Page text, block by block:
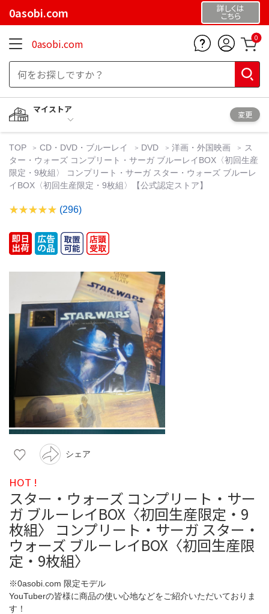
0asobi.com 詳しくは
こちら
0asobi.com 0
マイストア
変更
TOP CD・DVD・ブルーレイ DVD 洋画・外国映画
ス
ター・ウォーズ コンプリート・サーガ ブルーレイBOX〈初回生産
限定・9枚組〉 コンプリート・サーガ スター・ウォーズ ブルーレ
イBOX〈初回生産限定・9枚組〉【公式認定ストア】
(296)
シェア
HOT !
スター・ウォーズ コンプリート・サー
ガ ブルーレイBOX〈初回生産限定・9
枚組〉 コンプリート・サーガ スター・
ウォーズ ブルーレイBOX〈初回生産限
定・9枚組〉
※0asobi.com 限定モデル
YouTuberの皆様に商品の使い心地などをご紹介いただいておりま
す！